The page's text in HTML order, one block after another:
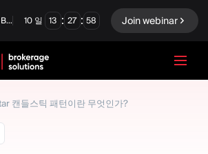
Can You Vibecode a Brokerage Platform? 10 일 13 : 27 : 57 Join webinar
캔들스틱 패턴이란 무엇인가?